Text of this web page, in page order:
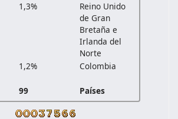
1,3%
Reino Unido
de Gran
Bretaña e
Irlanda del
Norte
1,2%
Colombia
99 Países